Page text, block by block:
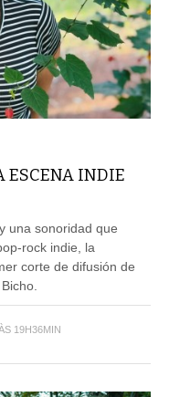
ESCENA INDIE
una sonoridad que
rock indie, la
corte de difusión de
19H36MIN